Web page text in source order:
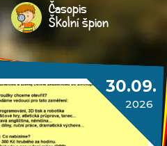
Časopis
Školní špion
30.09.
2026